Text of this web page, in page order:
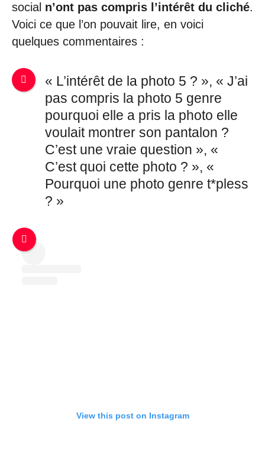
social n’ont pas compris l’intérêt du cliché.
Voici ce que l’on pouvait lire, en voici
quelques commentaires :
« L’intérêt de la photo 5 ? », « J’ai
pas compris la photo 5 genre
pourquoi elle a pris la photo elle
voulait montrer son pantalon ?
C’est une vraie question », «
C’est quoi cette photo ? », «
Pourquoi une photo genre t*pless
? »
View this post on Instagram